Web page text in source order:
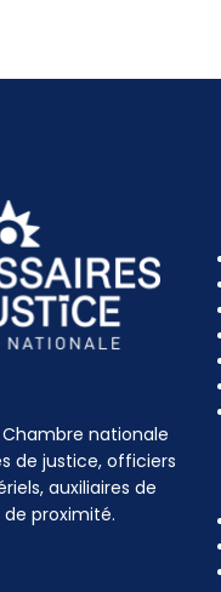
nationale
de justice, officiers
auxiliaires de
proximité.